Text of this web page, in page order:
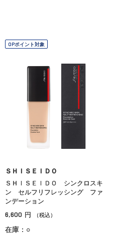
OPポイント対象
ＳＨＩＳＥＩＤＯ
ＳＨＩＳＥＩＤＯ シンクロスキ
ン セルフリフレッシング ファ
ンデーション
6,600 円 （税込）
在庫：○